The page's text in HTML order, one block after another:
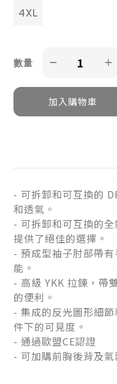
4XL
數量
- 可拆卸和可互換的
和透氣。
- 可拆卸和可互換的
提供了絕佳的選擇。
- 預成型袖子肘部帶
能。
- 高級 YKK 拉鍊，帶
的便利。
- 集成的反光圖形細
件下的可見度。
- 通過歐盟CE認證
- 可加購前胸後背及